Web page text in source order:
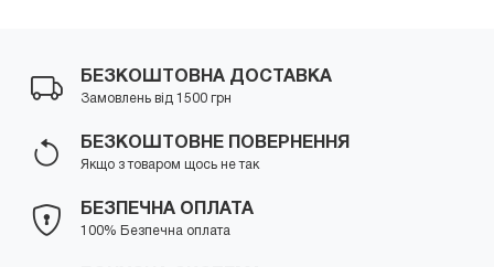
БЕЗКОШТОВНА ДОСТАВКА
Замовлень від 1500 грн
БЕЗКОШТОВНЕ ПОВЕРНЕННЯ
Якщо з товаром щось не так
БЕЗПЕЧНА ОПЛАТА
100% Безпечна оплата